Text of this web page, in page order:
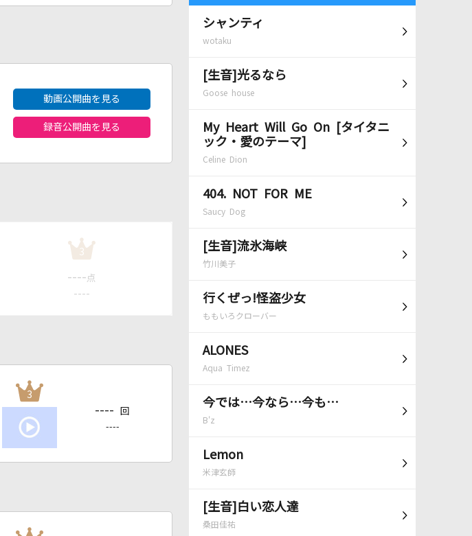
シャンティ
wotaku
[生音]光るなら
Goose house
My Heart Will Go On [タイタニ
ック・愛のテーマ]
Celine Dion
404. NOT FOR ME
Saucy Dog
[生音]流氷海峡
竹川美子
行くぜっ!怪盗少女
ももいろクローバー
ALONES
Aqua Timez
今では…今なら…今も…
B'z
Lemon
米津玄師
[生音]白い恋人達
桑田佳祐
動画公開曲を見る
録音公開曲を見る
3
---- 点
----
3
---- 回
----